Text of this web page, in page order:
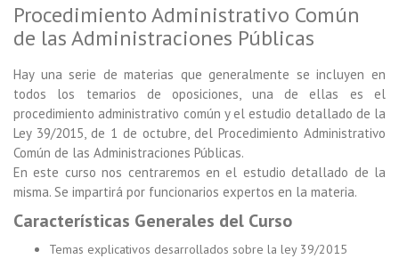
Procedimiento Administrativo Común
de las Administraciones Públicas
Hay una serie de materias que generalmente se incluyen en
todos los temarios de oposiciones, una de ellas es el
procedimiento administrativo común y el estudio detallado de la
Ley 39/2015, de 1 de octubre, del Procedimiento Administrativo
Común de las Administraciones Públicas.
En este curso nos centraremos en el estudio detallado de la
misma. Se impartirá por funcionarios expertos en la materia.
Características Generales del Curso
Temas explicativos desarrollados sobre la ley 39/2015